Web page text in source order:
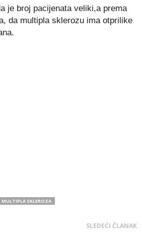
je broj pacijenata veliki,a prema
da multipla sklerozu ima otprilike
MULTIPLA SKLEROZA
SLEDEĆI ČLANAK